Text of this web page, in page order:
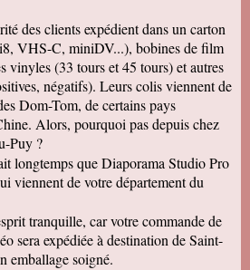
des clients expédient dans un carton
VHS-C, miniDV...), bobines de film
vinyles (33 tours et 45 tours) et autres
négatifs). Leurs colis viennent de
Dom-Tom, de certains pays
Alors, pourquoi pas depuis chez
Puy ?
longtemps que Diaporama Studio Pro
viennent de votre département du
tranquille, car votre commande de
sera expédiée à destination de Saint-
emballage soigné.